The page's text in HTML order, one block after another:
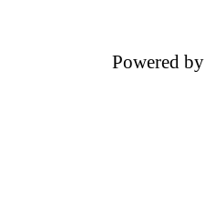
Powered by